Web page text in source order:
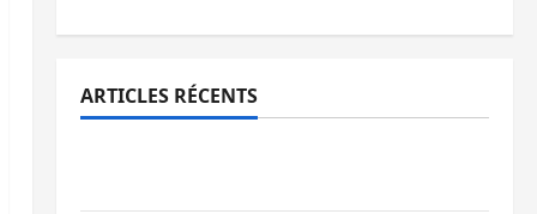
ARTICLES RÉCENTS